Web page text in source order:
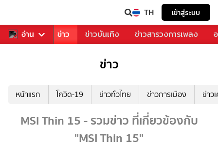
TH เข้าสู่ระบบ
อ่าน
คุณ กีฬา ข่าว ข่าวบันเทิง ข่าวสารวงการเพลง
ข่าว
หน้าแรก โควิด-19 ข่าวทั่วไทย ข่าวการเมือง ข่าว
MSI Thin 15 - รวมข่าว ที่เกี่ยวข้องกับ
"MSI Thin 15"